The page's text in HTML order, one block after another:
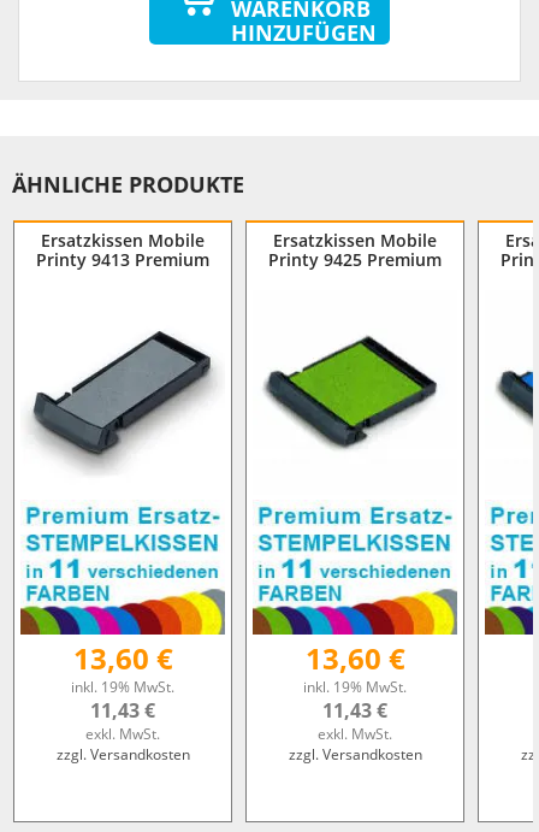
WARENKORB
HINZUFÜGEN
ÄHNLICHE PRODUKTE
Ersatzkissen Mobile
Printy 9413 Premium
13,60 €
inkl. 19% MwSt.
11,43 €
exkl. MwSt.
zzgl. Versandkosten
Ersatzkissen Mobile
Printy 9425 Premium
13,60 €
inkl. 19% MwSt.
11,43 €
exkl. MwSt.
zzgl. Versandkosten